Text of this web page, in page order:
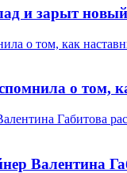
и зарыт новый
о том, как
о том,
Габитова
Валентина